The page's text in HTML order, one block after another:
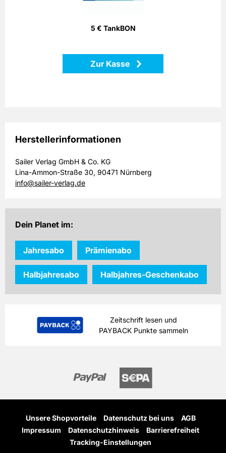
5 € TankBON
Zur Kasse
Herstellerinformationen
Sailer Verlag GmbH & Co. KG
Lina-Ammon-Straße 30, 90471 Nürnberg
info@sailer-verlag.de
Dein Planet im:
Jahresabo Prämienabo
Halbjahresabo Halbjahres-Geschenkabo
Zeitschrift lesen und
PAYBACK Punkte sammeln
Unsere Shopvorteile Datenschutz bei uns
AGB
Impressum
Datenschutzhinweis
Barrierefreiheit
Tracking-Einstellungen